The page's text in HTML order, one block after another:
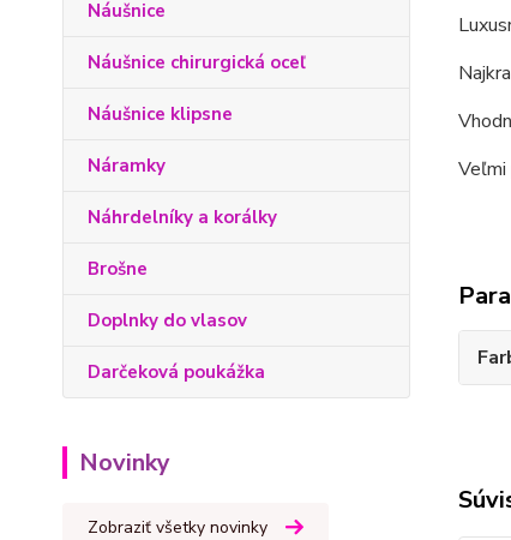
Náušnice
Náušnice chirurgická oceľ
Náušnice klipsne
Náramky
Náhrdelníky a korálky
Brošne
Doplnky do vlasov
Darčeková poukážka
Novinky
Zobraziť všetky novinky
Veľmi